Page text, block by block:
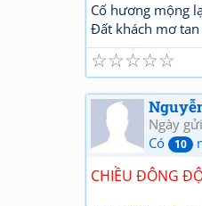
Cố hương mộng
Đất khách mơ tan
☆
☆
☆
☆
☆
Ngày
Có
10
CHIỀU ĐÔNG